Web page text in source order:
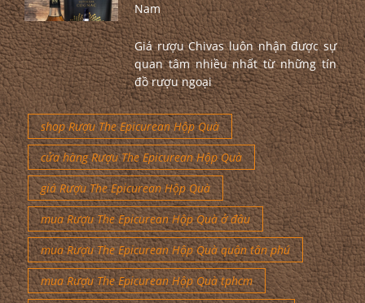
Nam
Giá rượu Chivas luôn nhận được sự
quan tâm nhiều nhất từ những tín
đồ rượu ngoại
shop Rượu The Epicurean Hộp Quà
cửa hàng Rượu The Epicurean Hộp Quà
giá Rượu The Epicurean Hộp Quà
mua Rượu The Epicurean Hộp Quà ở đâu
mua Rượu The Epicurean Hộp Quà quận tân phú
mua Rượu The Epicurean Hộp Quà tphcm